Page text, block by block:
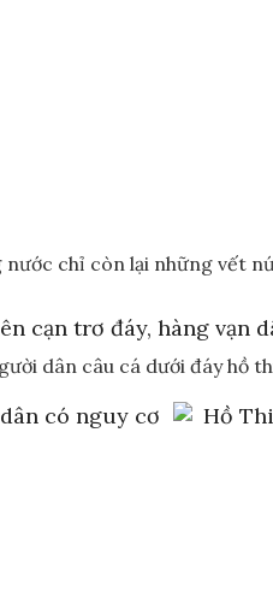
chỉ còn lại những vết
dân câu cá dưới đáy hồ